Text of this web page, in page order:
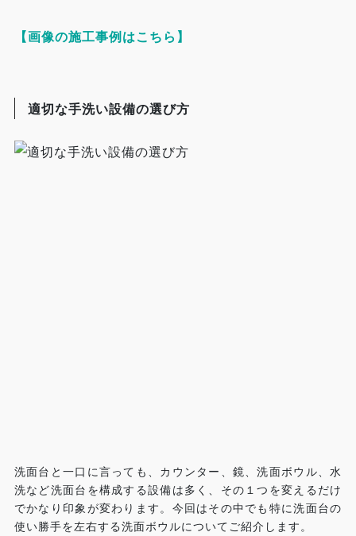
【画像の施工事例はこちら】
適切な手洗い設備の選び方
洗面台と一口に言っても、カウンター、鏡、洗面ボウル、水
洗など洗面台を構成する設備は多く、その１つを変えるだけ
でかなり印象が変わります。今回はその中でも特に洗面台の
使い勝手を左右する洗面ボウルについてご紹介します。